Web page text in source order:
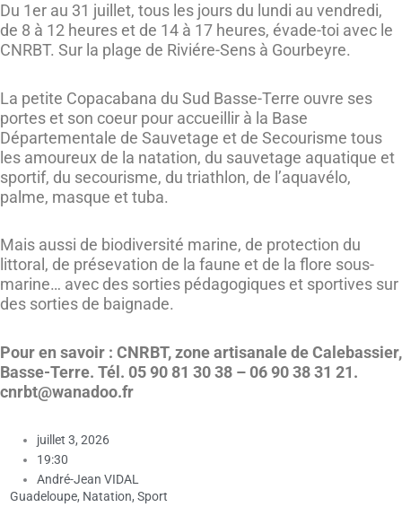
Du 1er au 31 juillet, tous les jours du lundi au vendredi,
de 8 à 12 heures et de 14 à 17 heures, évade-toi avec le
CNRBT. Sur la plage de Riviére-Sens à Gourbeyre.
La petite Copacabana du Sud Basse-Terre ouvre ses
portes et son coeur pour accueillir à la Base
Départementale de Sauvetage et de Secourisme tous
les amoureux de la natation, du sauvetage aquatique et
sportif, du secourisme, du triathlon, de l’aquavélo,
palme, masque et tuba.
Mais aussi de biodiversité marine, de protection du
littoral, de présevation de la faune et de la flore sous-
marine… avec des sorties pédagogiques et sportives sur
des sorties de baignade.
Pour en savoir : CNRBT, zone artisanale de Calebassier,
Basse-Terre. Tél. 05 90 81 30 38 – 06 90 38 31 21.
cnrbt@wanadoo.fr
juillet 3, 2026
19:30
André-Jean VIDAL
Guadeloupe, Natation, Sport